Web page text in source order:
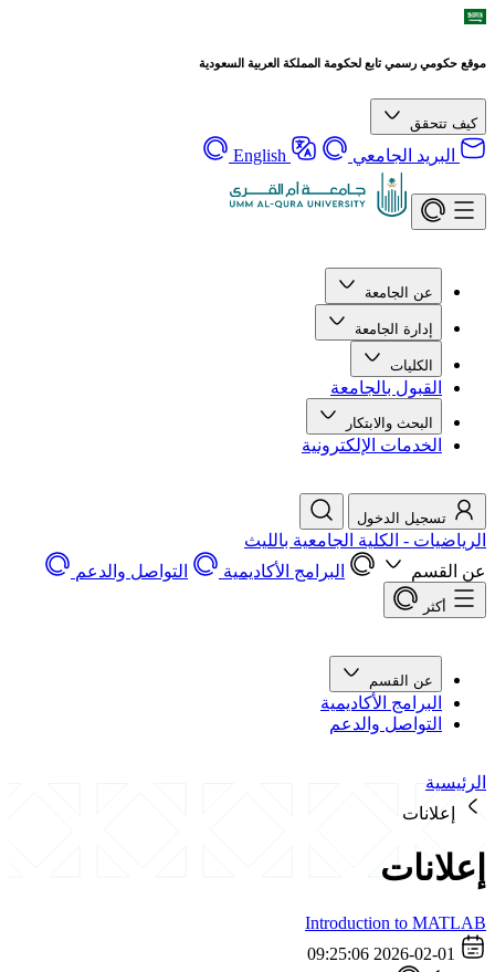
موقع حكومي رسمي تابع لحكومة المملكة العربية السعودية
كيف تتحقق
البريد الجامعي English
عن الجامعة
إدارة الجامعة
الكليات
القبول بالجامعة
البحث والابتكار
الخدمات الإلكترونية
تسجيل الدخول
الرياضيات - الكلية الجامعية بالليث
عن القسم
البرامج الأكاديمية التواصل والدعم
أكثر
عن القسم
البرامج الأكاديمية
التواصل والدعم
الرئيسية
إعلانات
إعلانات
Introduction to MATLAB
2026-02-01 09:25:06